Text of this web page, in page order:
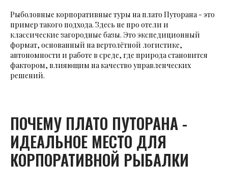
Рыболовные корпоративные туры на плато Путорана - это
пример такого подхода. Здесь не про отели и
классические загородные базы. Это экспедиционный
формат, основанный на вертолётной логистике,
автономности и работе в среде, где природа становится
фактором, влияющим на качество управленческих
решений.
ПОЧЕМУ ПЛАТО ПУТОРАНА -
ИДЕАЛЬНОЕ МЕСТО ДЛЯ
КОРПОРАТИВНОЙ РЫБАЛКИ